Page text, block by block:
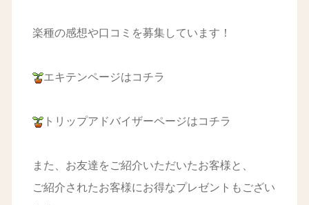
楽種の感想や口コミを募集しています！
エキテンページはコチラ
トリップアドバイザーページはコチラ
また、お友達をご紹介いただいたお客様と、
ご紹介されたお客様にお得なプレゼントもござい